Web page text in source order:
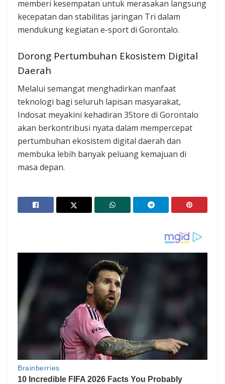
memberi kesempatan untuk merasakan langsung
kecepatan dan stabilitas jaringan Tri dalam
mendukung kegiatan e-sport di Gorontalo.
Dorong Pertumbuhan Ekosistem Digital
Daerah
Melalui semangat menghadirkan manfaat
teknologi bagi seluruh lapisan masyarakat,
Indosat meyakini kehadiran 3Store di Gorontalo
akan berkontribusi nyata dalam mempercepat
pertumbuhan ekosistem digital daerah dan
membuka lebih banyak peluang kemajuan di
masa depan.